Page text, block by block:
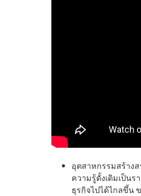
อุตสาหกรรมสร้าง
ความรู้ดั้งเดิมเป็น
ธุรกิจไปได้ไกลขึ้น